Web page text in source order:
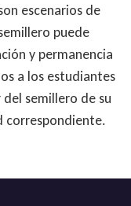
escenarios de
puede
y permanencia
a los estudiantes
semillero de su
correspondiente.